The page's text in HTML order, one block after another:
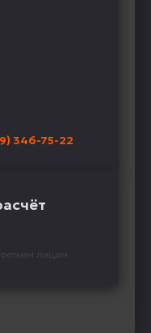
346-75-22
лицам